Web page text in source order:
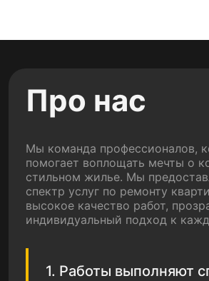
Про нас
Мы команда профессионалов,
помогает воплощать мечты о
стильном жилье. Мы
спектр услуг по ремонту
высокое качество работ,
индивидуальный подход к
1. Работы выполняют